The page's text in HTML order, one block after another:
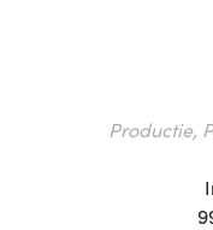
Productie,